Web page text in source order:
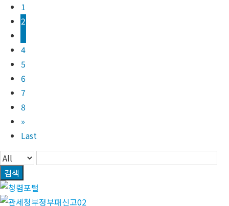
1
2
4
5
6
7
8
»
Last
검색